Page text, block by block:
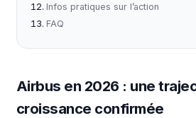
Infos pratiques sur l’action
FAQ
Airbus en 2026 : une
croissance confirmée